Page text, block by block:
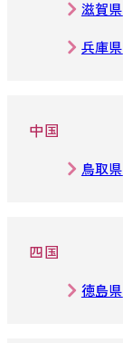
滋賀県
兵庫県
中国
鳥取県
四国
徳島県